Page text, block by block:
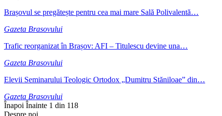
Brașovul se pregătește pentru cea mai mare Sală Polivalentă…
Gazeta Brasovului
Trafic reorganizat în Brașov: AFI – Titulescu devine una…
Gazeta Brasovului
Elevii Seminarului Teologic Ortodox „Dumitru Stăniloae” din…
Gazeta Brasovului
Înapoi Înainte 1 din 118
Despre noi